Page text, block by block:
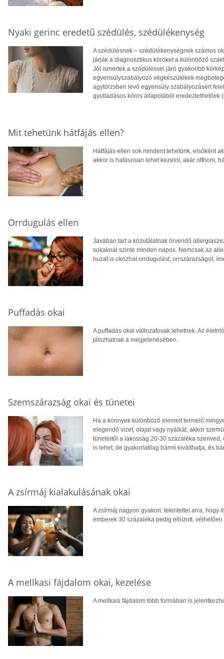
Nyaki gerinc eredetű szédülés, szédülékenység
A szédülésnek – szédülékenységnek számos
járják a diagnosztikus köröket a különböző
Jól ismertek a szédüléssel járó gyakoribb
egyensúlyszabályozó végkészülékek
agytörzsben levő egyensúly szabályozásért
gyulladásos kóros állapotából eredeztethetőek
Mit tehetünk hátfájás ellen?
Hátfájás ellen sok mindent tehetünk, elsőként
akkor is hatásosan lehet kezelni, akár otthoni,
Orrdugulás ellen
Javában tart a közutálatnak örvendő
sokaknál szinte minden napos. Nemcsak az
huzat is okozhat orrdugulást, orrszárazságot,
Puffadás okai
A puffadás okai változatosak lehetnek. Az
játszhatnak a megjelenésében.
Szemszárazság okai és tünetei
Ha a könnyek különböző elemeit termelő
elegendő vizet, olajat vagy nyálkát, akkor
tüneteitől a lakosság 20-30 százaléka
is lehet, de gyakorlatilag bármi kiválthatja, és
A zsírmáj kialakulásának okai
A zsírmáj nagyon gyakori: tekintettel arra, hogy
emberek 30 százaléka pedig elhízott,
A mellkasi fájdalom okai, kezelése
A mellkasi fájdalom több formában is